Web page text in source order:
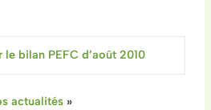
le bilan PEFC d’août 2010
actualités»